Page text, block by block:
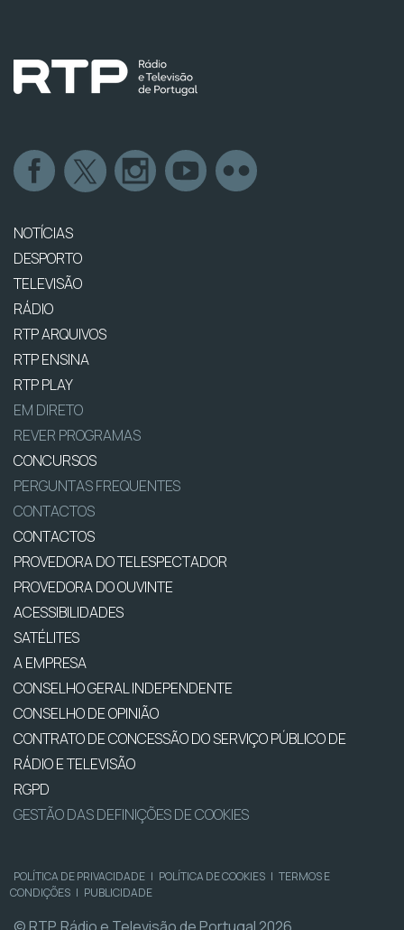
NOTÍCIAS
DESPORTO
TELEVISÃO
RÁDIO
RTP ARQUIVOS
RTP ENSINA
RTP PLAY
EM DIRETO
REVER PROGRAMAS
CONCURSOS
PERGUNTAS FREQUENTES
CONTACTOS
CONTACTOS
PROVEDORA DO TELESPECTADOR
PROVEDORA DO OUVINTE
ACESSIBILIDADES
SATÉLITES
A EMPRESA
CONSELHO GERAL INDEPENDENTE
CONSELHO DE OPINIÃO
CONTRATO DE CONCESSÃO DO SERVIÇO PÚBLICO DE
RÁDIO E TELEVISÃO
RGPD
GESTÃO DAS DEFINIÇÕES DE COOKIES
POLÍTICA DE PRIVACIDADE | POLÍTICA DE COOKIES | TERMOS E
CONDIÇÕES | PUBLICIDADE